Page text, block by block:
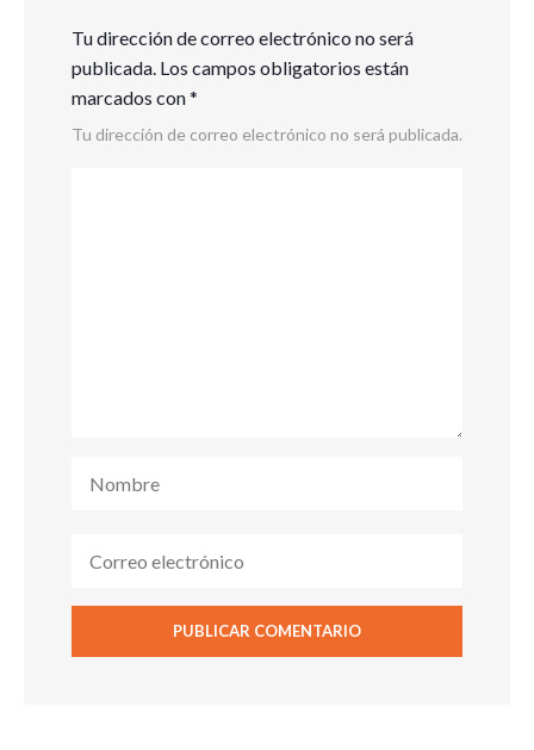
Tu dirección de correo electrónico no será
publicada. Los campos obligatorios están
marcados con*
Tu dirección de correo electrónico no será publicada.